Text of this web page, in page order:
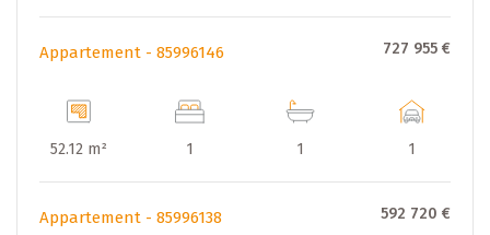
Appartement - 85996146 727 955 €
52.12 m² 1 1 1
Appartement - 85996138 592 720 €